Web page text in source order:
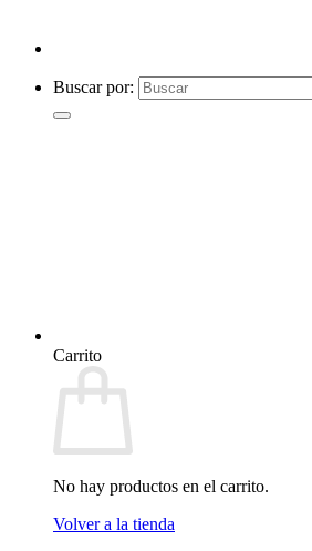
Buscar por:
Carrito
No hay productos en el carrito.
Volver a la tienda